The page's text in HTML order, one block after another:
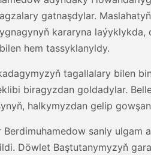
gatnaşdylar.
kararyna
hem tassyklanyldy.
tagallalary bilen
biragyzdan goldadylar.
halkymyzdan gelip
sanly
Döwlet Baştutanymyzyň